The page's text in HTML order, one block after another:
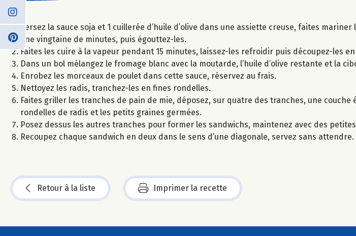
Versez la sauce soja et 1 cuillerée d’huile d’olive dans une assiette creuse, faites
une vingtaine de minutes, puis égouttez-les.
Faites les cuire à la vapeur pendant 15 minutes, laissez-les refroidir puis découpez-les
Dans un bol mélangez le fromage blanc avec la moutarde, l’huile d’olive restante et la
Enrobez les morceaux de poulet dans cette sauce, réservez au frais.
Nettoyez les radis, tranchez-les en fines rondelles.
Faites griller les tranches de pain de mie, déposez, sur quatre des tranches, une
rondelles de radis et les petits graines germées.
Posez dessus les autres tranches pour former les sandwichs, maintenez avec des
Recoupez chaque sandwich en deux dans le sens d’une diagonale, servez sans attendre.
Retour à la liste Imprimer la recette